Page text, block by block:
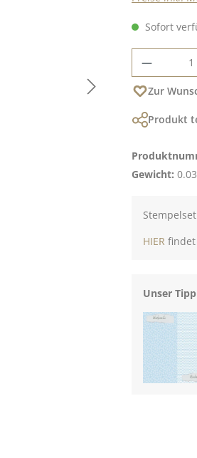
Sofort
Zur
Produkt
Gewicht:
HIER findet
Unser Tipp